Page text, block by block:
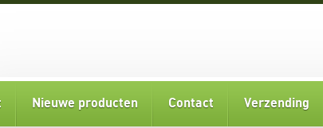
Nieuwe producten Contact Verzending